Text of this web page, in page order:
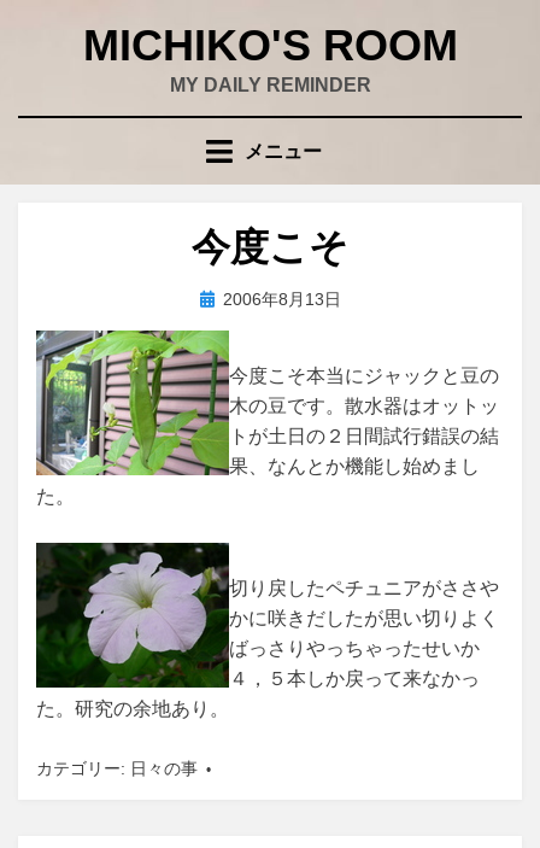
MICHIKO'S ROOM
MY DAILY REMINDER
メニュー
今度こそ
投稿者wad
投
日:
2006年8月13日
今度こそ本当にジャックと豆の
木の豆です。散水器はオットッ
トが土日の２日間試行錯誤の結
果、なんとか機能し始めまし
た。
切り戻したペチュニアがささや
かに咲きだしたが思い切りよく
ばっさりやっちゃったせいか
４，５本しか戻って来なかっ
た。研究の余地あり。
カテゴリー: 日々の事